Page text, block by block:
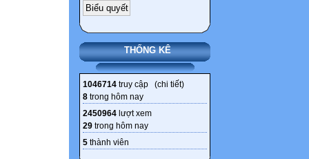
THỐNG KÊ
1046714 truy cập (chi tiết)
8 trong hôm nay
2450964 lượt xem
29 trong hôm nay
5 thành viên